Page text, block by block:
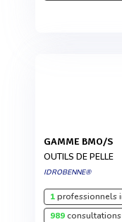
GAMME BMO/S
OUTILS DE PELLE
IDROBENNE®
1professionnels
989